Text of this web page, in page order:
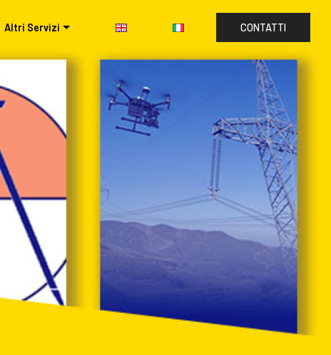
Altri Servizi CONTATTI